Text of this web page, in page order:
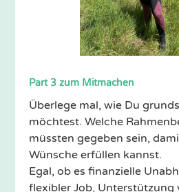
Part 3 zum Mitmachen
Überlege mal, wie Du
möchtest. Welche
müssten gegeben sein,
Wünsche erfüllen kannst.
Egal, ob es finanzielle
flexibler Job, Unterstützung